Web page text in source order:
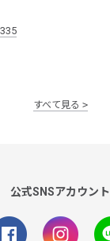
すべて見る
公式SNSアカウント